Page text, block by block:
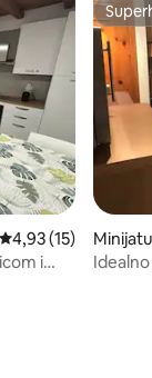
Prosječna ocjena:
4,93 (15)
i